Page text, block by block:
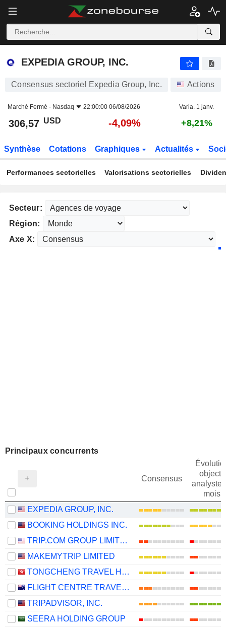
EXPEDIA GROUP, INC.
EXPEDIA GROUP, INC.
Consensus sectoriel Expedia Group, Inc. Actions
Marché Fermé - Nasdaq 22:00:00 06/08/2026 Varia. 1 janv.
306,57 USD -4,09% +8,21%
Synthèse Cotations Graphiques Actualités
Performances sectorielles Valorisations sectorielles
Secteur:
Région:
Axe X:
Principaux concurrents
Consensus
objectif
mois
EXPEDIA GROUP, INC.
BOOKING HOLDINGS INC.
TRIP.COM GROUP LIMITED
MAKEMYTRIP LIMITED
TONGCHENG TRAVEL HOLDINGS LIMITED
FLIGHT CENTRE TRAVEL GROUP LIMITED
TRIPADVISOR, INC.
SEERA HOLDING GROUP